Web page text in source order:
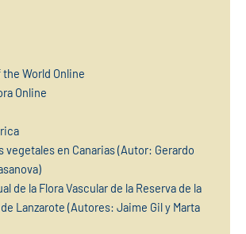
the World Online
Online
vegetales en Canarias (Autor: Gerardo
de la Flora Vascular de la Reserva de la
Lanzarote (Autores: Jaime Gil y Marta